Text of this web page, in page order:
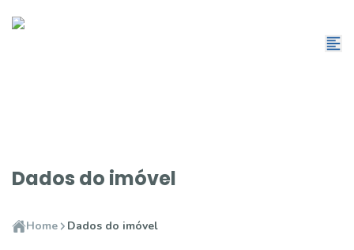
Dados do imóvel
Home Dados do imóvel